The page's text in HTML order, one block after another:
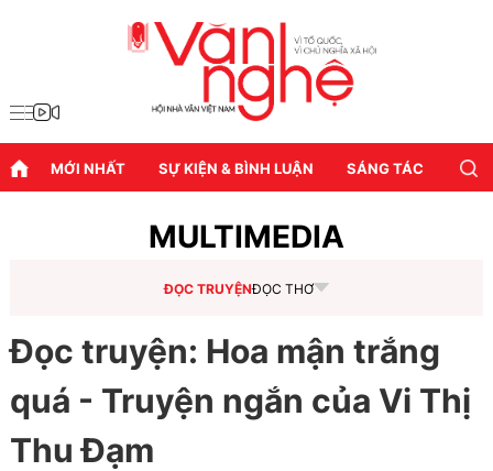
MỚI NHẤT SỰ KIỆN & BÌNH LUẬN SÁNG TÁC
MULTIMEDIA
ĐỌC TRUYỆNĐỌC THƠ
Đọc truyện: Hoa mận trắng
quá - Truyện ngắn của Vi Thị
Thu Đạm